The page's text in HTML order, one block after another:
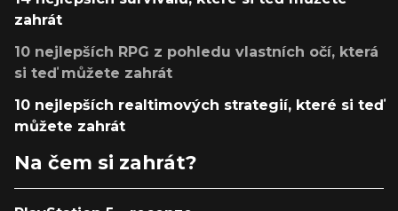
zahrát
10 nejlepších RPG z pohledu vlastních očí, která
si teď můžete zahrát
10 nejlepších realtimových strategií, které si teď
můžete zahrát
Na čem si zahrát?